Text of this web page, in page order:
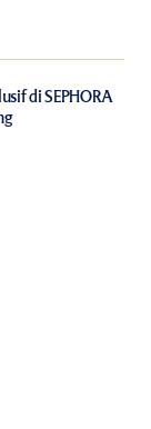
di SEPHORA